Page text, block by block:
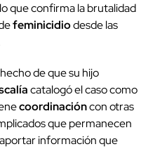
que confirma la brutalidad
feminicidiodesde las
de que su hijo
catalogó el caso como
coordinacióncon otras
que permanecen
aportar información que